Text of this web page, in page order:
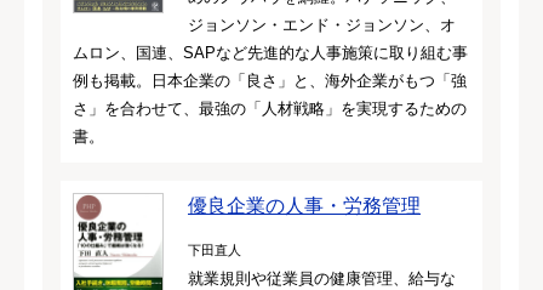
ジョンソン・エンド・ジョンソン、オ
ムロン、国連、SAPなど先進的な人事施策に取り組む事
例も掲載。日本企業の「良さ」と、海外企業がもつ「強
さ」を合わせて、最強の「人材戦略」を実現するための
書。
優良企業の人事・労務管理
下田直人
就業規則や従業員の健康管理、給与な